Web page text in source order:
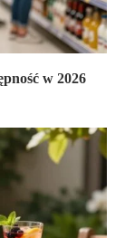
w 2026